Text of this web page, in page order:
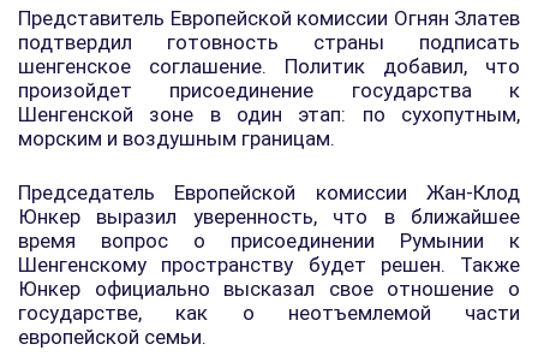
Представитель Европейской комиссии Огнян Златев
подтвердил готовность страны подписать
шенгенское соглашение. Политик добавил, что
произойдет присоединение государства к
Шенгенской зоне в один этап: по сухопутным,
морским и воздушным границам.
Председатель Европейской комиссии Жан-Клод
Юнкер выразил уверенность, что в ближайшее
время вопрос о присоединении Румынии к
Шенгенскому пространству будет решен. Также
Юнкер официально высказал свое отношение о
государстве, как о неотъемлемой части
европейской семьи.